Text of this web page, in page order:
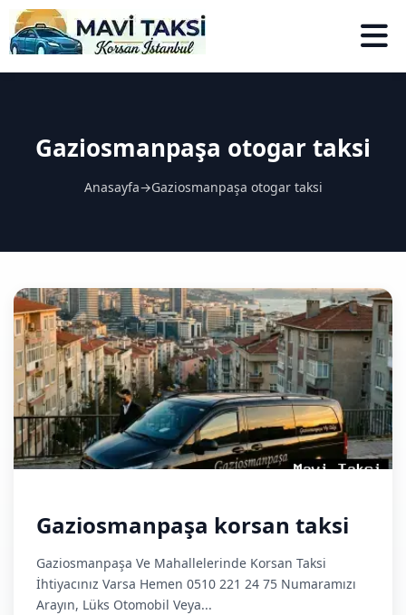
Gaziosmanpaşa otogar taksi
Anasayfa→Gaziosmanpaşa otogar taksi
Gaziosmanpaşa korsan taksi
Gaziosmanpaşa Ve Mahallelerinde Korsan Taksi
İhtiyacınız Varsa Hemen 0510 221 24 75 Numaramızı
Arayın, Lüks Otomobil Veya...